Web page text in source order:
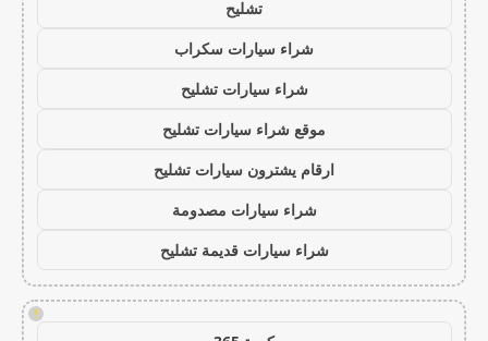
تشليح
شراء سيارات سكراب
شراء سيارات تشليح
موقع شراء سيارات تشليح
ارقام يشترون سيارات تشليح
شراء سيارات مصدومة
شراء سيارات قديمة تشليح
!